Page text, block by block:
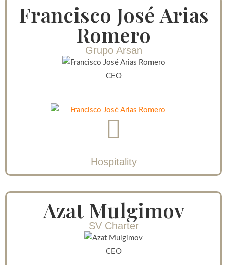
Francisco José Arias
Romero
Grupo Arsan
CEO
Hospitality
Azat Mulgimov
SV Charter
CEO